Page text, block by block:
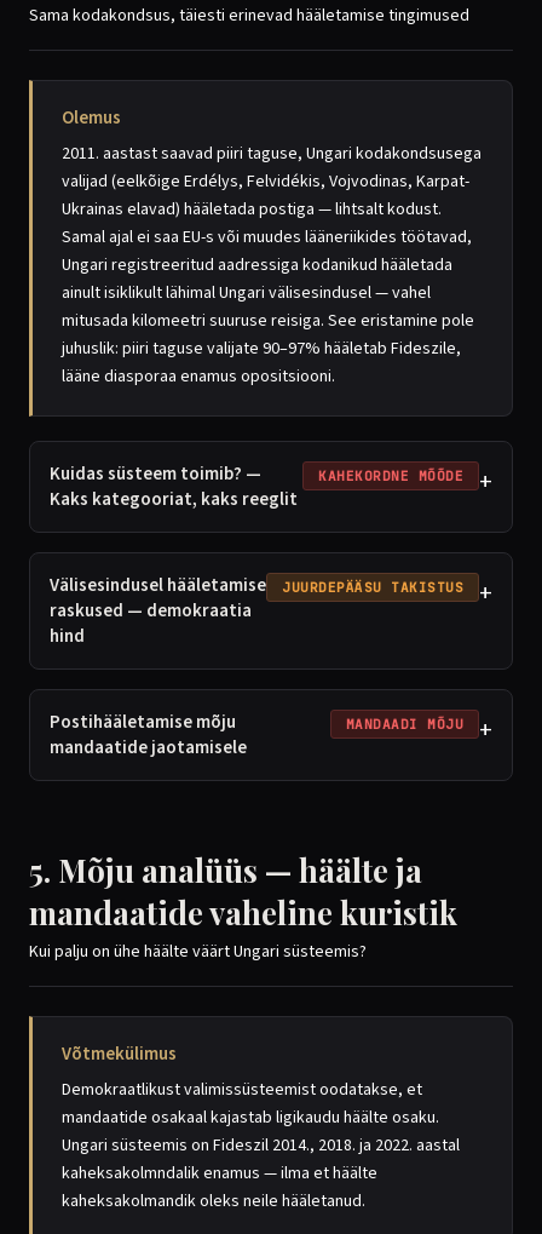
Sama kodakondsus, täiesti erinevad hääletamise tingimused
Olemus
2011. aastast saavad piiri taguse, Ungari kodakondsusega
valijad (eelkõige Erdélys, Felvidékis, Vojvodinas, Karpat-
Ukrainas elavad) hääletada postiga — lihtsalt kodust.
Samal ajal ei saa EU-s või muudes lääneriikides töötavad,
Ungari registreeritud aadressiga kodanikud hääletada
ainult isiklikult lähimal Ungari välisesindusel — vahel
mitusada kilomeetri suuruse reisiga. See eristamine pole
juhuslik: piiri taguse valijate 90–97% hääletab Fideszile,
lääne diasporaa enamus opositsiooni.
Kuidas süsteem toimib? —
Kaks kategooriat, kaks reeglit
KAHEKORDNE MÕÕDE +
Välisesindusel hääletamise
raskused — demokraatia
hind
JUURDEPÄÄSU TAKISTUS +
Postihääletamise mõju
mandaatide jaotamisele
MANDAADI MÕJU +
5. Mõju analüüs — häälte ja
mandaatide vaheline kuristik
Kui palju on ühe häälte väärt Ungari süsteemis?
Võtmekülimus
Demokraatlikust valimissüsteemist oodatakse, et
mandaatide osakaal kajastab ligikaudu häälte osaku.
Ungari süsteemis on Fideszil 2014., 2018. ja 2022. aastal
kaheksakolmndalik enamus — ilma et häälte
kaheksakolmandik oleks neile hääletanud.